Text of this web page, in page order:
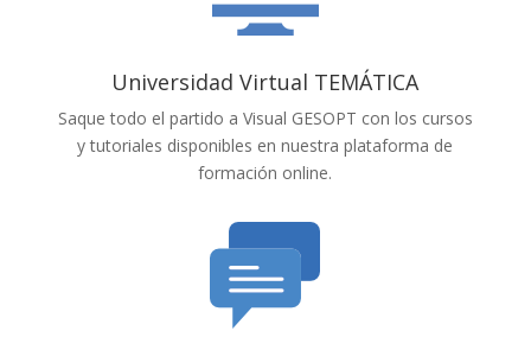
Universidad Virtual TEMÁTICA
Saque todo el partido a Visual GESOPT con los cursos
y tutoriales disponibles en nuestra plataforma de
formación online.